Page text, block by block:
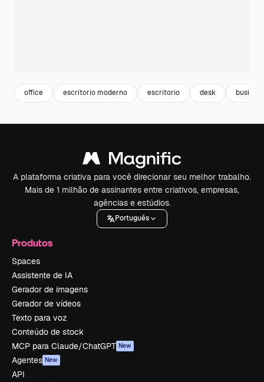
office escritorio moderno escritorio desk
A plataforma criativa para você direcionar seu melhor trabalho.
Mais de 1 milhão de assinantes entre criativos, empresas,
agências e estúdios.
Português
Produtos
Spaces
Assistente de IA
Gerador de imagens
Gerador de vídeos
Texto para voz
Conteúdo de stock
MCP para Claude/ChatGPT New
Agentes New
API